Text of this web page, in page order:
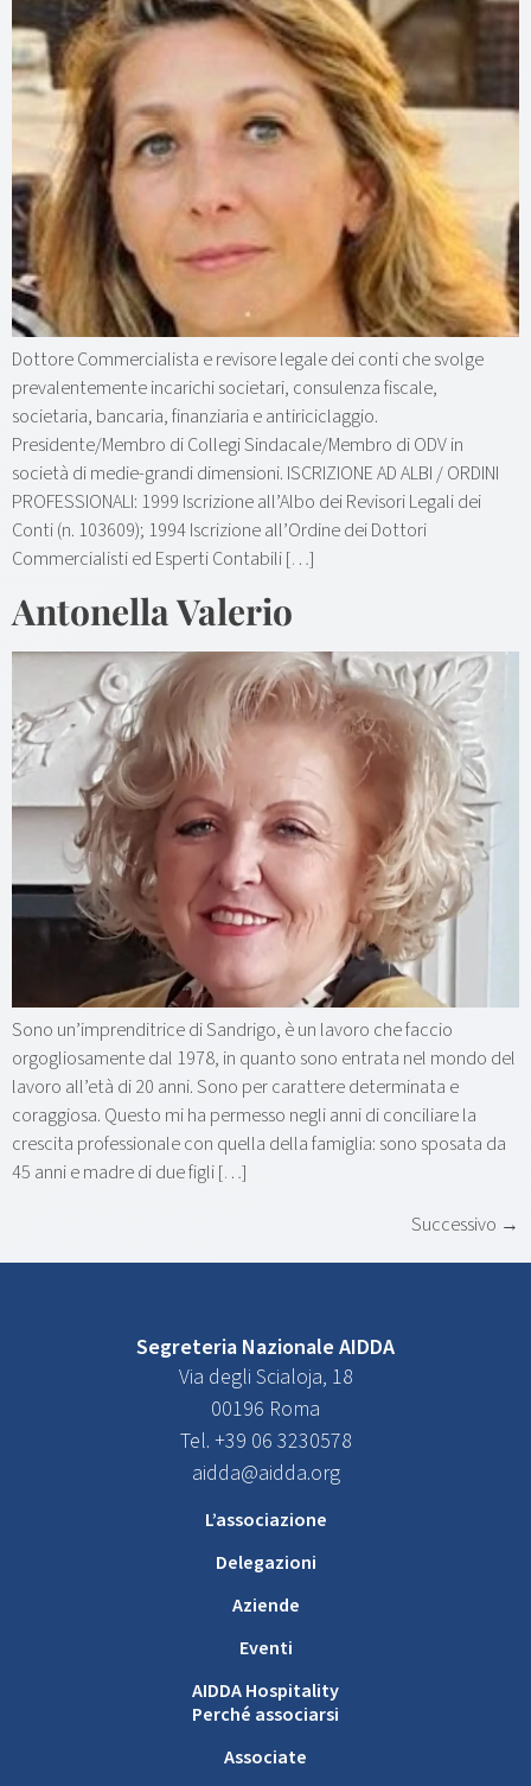
Dottore Commercialista e revisore legale dei conti che svolge
prevalentemente incarichi societari, consulenza fiscale,
societaria, bancaria, finanziaria e antiriciclaggio.
Presidente/Membro di Collegi Sindacale/Membro di ODV in
società di medie-grandi dimensioni. ISCRIZIONE AD ALBI / ORDINI
PROFESSIONALI: 1999 Iscrizione all’Albo dei Revisori Legali dei
Conti (n. 103609); 1994 Iscrizione all’Ordine dei Dottori
Commercialisti ed Esperti Contabili […]
Antonella Valerio
Sono un’imprenditrice di Sandrigo, è un lavoro che faccio
orgogliosamente dal 1978, in quanto sono entrata nel mondo del
lavoro all’età di 20 anni. Sono per carattere determinata e
coraggiosa. Questo mi ha permesso negli anni di conciliare la
crescita professionale con quella della famiglia: sono sposata da
45 anni e madre di due figli […]
Successivo →
Segreteria Nazionale AIDDA
Via degli Scialoja, 18
00196 Roma
Tel. +39 06 3230578
aidda@aidda.org
L’associazione
Delegazioni
Aziende
Eventi
AIDDA Hospitality
Perché associarsi
Associate